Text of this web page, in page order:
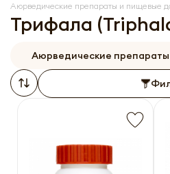
Аюрведические препараты и пищевые
Трифала
Аюрведические